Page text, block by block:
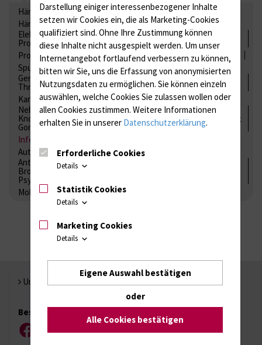
Hämatologie / Anämie
Retikulozyten
Hämoglobinelektrophorese
Liquordiagnostik
Elektrolyte, Enzyme, Substrate, Metabolite, Blutalkohol,
Proteine
Proteine
Lipide / Lipoproteine Niere / Harnwege
Stuhl
Spurenelemente
Säuren-Basen-Status
Gerinnung / Gerinnungsaktivierung / Gerinnungsfaktoren /
Thrombozytenfunktion / Antikoagulation
Kardiale Marker
Tumormarker
Interleukine
Nebenniere / Niere; Nebenschilddrüse ( Ca-Stoffwechsel /
Knochen; Hypophyse / Wachstum; Gestroinaltrakt / Vitamine;
Gonaden / Zyklus / Sterilität
Infektionsserologie
Autoimmundiagnostik
Antibiotika, Zystostatika, Immunsuppressiva, Amaleptika,
Bronchospasmolytika, Antiepileptika, Kardiaka,
Psychpharmaka
Molekulare Diagnostik
Universität Rostock
Besuchen Sie uns
FacebookInstagramYouTubeLinkedIn
Xing
Darstellung einiger interessenbezogener Inhalte
setzen wir Cookies ein, die als Marketing-Cookies
qualifiziert sind. Ohne Ihre Zustimmung können
diese Inhalte nicht ausgespielt werden. Um unser
Internetangebot fortlaufend verbessern zu können,
bitten wir Sie, uns die Erfassung von anonymisierten
Nutzungsdaten zu ermöglichen. Sie können einzeln
auswählen, welche Cookies Sie zulassen wollen oder
allen Cookies zustimmen. Weitere Informationen
erhalten Sie in unserer Datenschutzerklärung.
Erforderliche Cookies
Details
Statistik Cookies
Details
Marketing Cookies
Details
Eigene Auswahl bestätigen
oder
Alle Cookies bestätigen